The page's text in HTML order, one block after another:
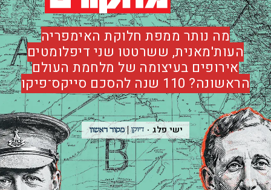
מה נותר ממפת חלוקת האימפריה
העות'מאנית, ששרטטו שני דיפלומטים
אירופים בעיצומה של מלחמת העולם
הראשונה? 110 שנה להסכם סייקס־פיקו
ישי פלג